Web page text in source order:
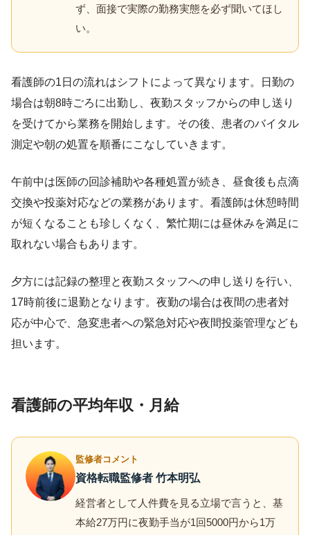
ず、面接で実際の勤務実態を必ず聞いてほし
い。
看護師の1日の流れはシフトによって異なります。日勤の
場合は朝8時ごろに出勤し、夜勤スタッフからの申し送り
を受けてから業務を開始します。その後、患者のバイタル
測定や朝の処置を順番にこなしていきます。
午前中は医師の回診補助や各種処置が続き、昼食後も点滴
交換や投薬対応などの業務があります。看護師は休憩時間
が短くなることも珍しくなく、繁忙期には昼休みを満足に
取れない場合もあります。
夕方には記録の整理と夜勤スタッフへの申し送りを行い、
17時前後に退勤となります。夜勤の場合は夜間の患者対
応が中心で、急変患者への緊急対応や夜間投薬管理なども
担います。
看護師の平均年収・月給
監修者コメント
資格転職監修者 竹本明弘
経営者として人件費を見る立場で言うと、基
本給27万円に夜勤手当が1回5000円から1万